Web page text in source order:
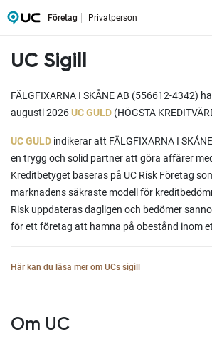
Företag Privatperson
UC Sigill
FÄLGFIXARNA I SKÅNE AB (556612-4342)
augusti 2026UC GULD (HÖGSTA
UC GULD indikerar att FÄLGFIXARNA I
en trygg och solid partner att göra affärer
Kreditbetyget baseras på UC Risk Företag
marknadens säkraste modell för
Risk uppdateras dagligen och bedömer
för ett företag att hamna på obestånd inom
Här kan du läsa mer om UCs sigill
Om UC